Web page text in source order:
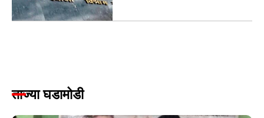
ताज्या घडामोडी